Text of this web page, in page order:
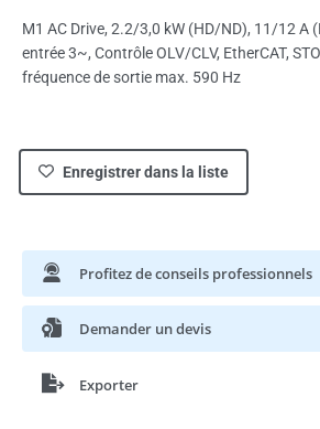
M1 AC Drive, 2.2/3,0 kW (HD/ND), 11/12 A
entrée 3~, Contrôle OLV/CLV, EtherCAT,
fréquence de sortie max. 590 Hz
Enregistrer dans la liste
Profitez de conseils professionnels
Demander un devis
Exporter